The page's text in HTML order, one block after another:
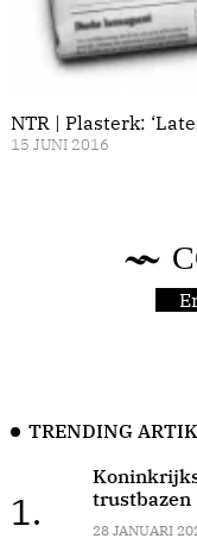
NTR | Plasterk:
15 JUNI 2016
TRENDING
1.
trustbazen
28 JANUARI